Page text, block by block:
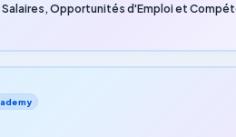
Opportunités d'Emploi et